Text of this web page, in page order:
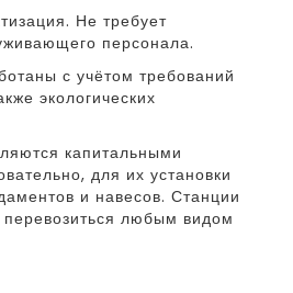
Не требует
персонала.
с учётом требований
экологических
капитальными
для их установки
и навесов. Станции
любым видом